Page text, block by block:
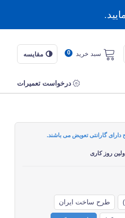
0 سبد خرید مقایسه
درخواست تعمیرات
گارانتی تعویض می باشند.
روز کاری
طرح ساخت ایران